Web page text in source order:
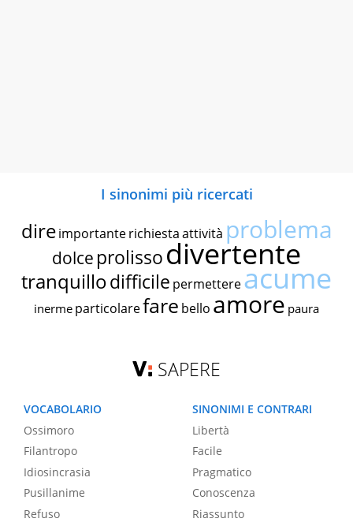
I sinonimi più ricercati
dire importante richiestaattività problema
dolce prolissodivertente
tranquillodifficile permettereacume
inerme particolarefare bello amore paura
SAPERE
VOCABOLARIO
Ossimoro
Filantropo
Idiosincrasia
Pusillanime
Refuso
SINONIMI E CONTRARI
Libertà
Facile
Pragmatico
Conoscenza
Riassunto